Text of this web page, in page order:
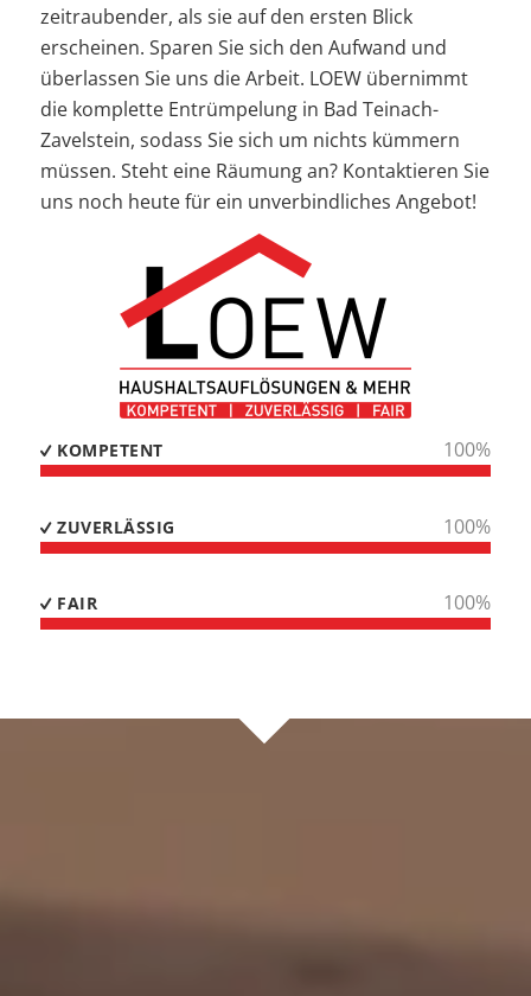
zeitraubender, als sie auf den ersten Blick
erscheinen. Sparen Sie sich den Aufwand und
überlassen Sie uns die Arbeit. LOEW übernimmt
die komplette Entrümpelung in Bad Teinach-
Zavelstein, sodass Sie sich um nichts kümmern
müssen. Steht eine Räumung an? Kontaktieren Sie
uns noch heute für ein unverbindliches Angebot!
KOMPETENT 100%
ZUVERLÄSSIG 100%
FAIR 100%